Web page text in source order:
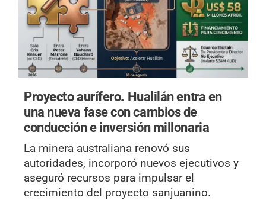
Proyecto aurífero. Hualilán entra en
una nueva fase con cambios de
conducción e inversión millonaria
La minera australiana renovó sus
autoridades, incorporó nuevos ejecutivos y
aseguró recursos para impulsar el
crecimiento del proyecto sanjuanino.